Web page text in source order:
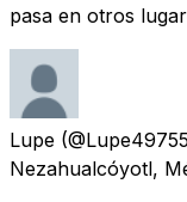
pasa en otros
Lupe
Nezahualcóyotl,